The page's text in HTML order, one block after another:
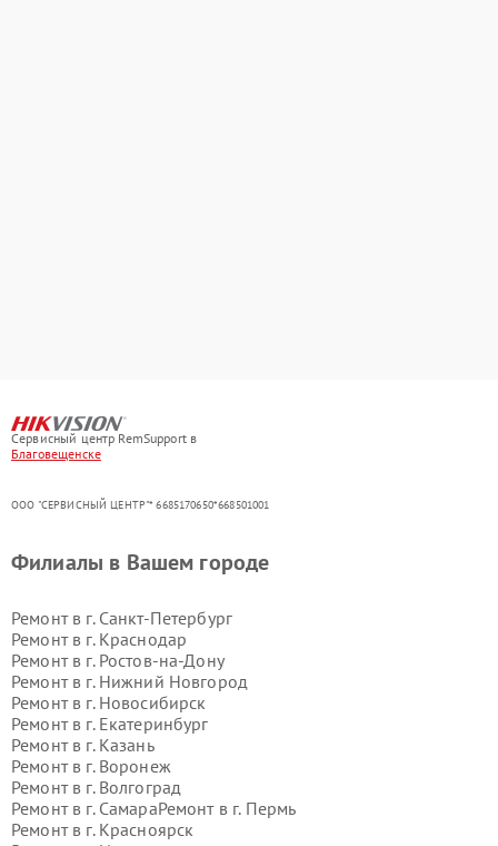
Сервисный центр RemSupport в
Благовещенске
ООО "СЕРВИСНЫЙ ЦЕНТР"* 6685170650*668501001
Филиалы в Вашем городе
Ремонт в г. Санкт-Петербург
Ремонт в г. Краснодар
Ремонт в г. Ростов-на-Дону
Ремонт в г. Нижний Новгород
Ремонт в г. Новосибирск
Ремонт в г. Екатеринбург
Ремонт в г. Казань
Ремонт в г. Воронеж
Ремонт в г. Волгоград
Ремонт в г. СамараРемонт в г. Пермь
Ремонт в г. Красноярск